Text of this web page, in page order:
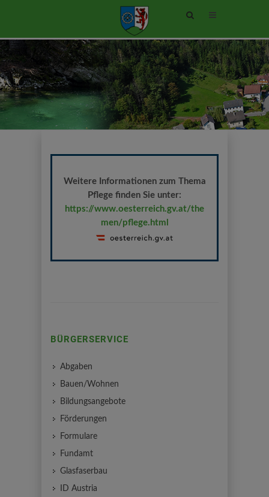
Site
toggle
Weitere Informationen zum Thema
Pflege finden Sie unter:
https://www.oesterreich.gv.at/the
men/pflege.html
BÜRGERSERVICE
Abgaben
Bauen/Wohnen
Bildungsangebote
Förderungen
Formulare
Fundamt
Glasfaserbau
ID Austria